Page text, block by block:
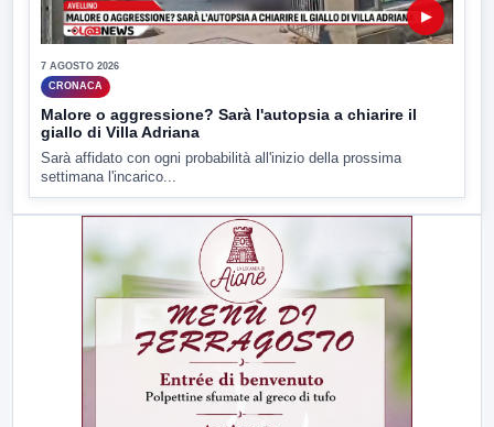
▶
7 AGOSTO 2026
CRONACA
Malore o aggressione? Sarà l'autopsia a chiarire il
giallo di Villa Adriana
Sarà affidato con ogni probabilità all'inizio della prossima
settimana l'incarico...